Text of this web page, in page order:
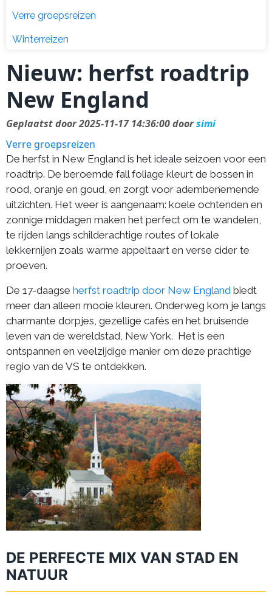
Verre groepsreizen
Winterreizen
Nieuw: herfst roadtrip
New England
Geplaatst door 2025-11-17 14:36:00 doorsimi
Verre groepsreizen
De herfst in New England is het ideale seizoen voor een
roadtrip. De beroemde fall foliage kleurt de bossen in
rood, oranje en goud, en zorgt voor adembenemende
uitzichten. Het weer is aangenaam: koele ochtenden en
zonnige middagen maken het perfect om te wandelen,
te rijden langs schilderachtige routes of lokale
lekkernijen zoals warme appeltaart en verse cider te
proeven.
De 17-daagse herfst roadtrip door New England biedt
meer dan alleen mooie kleuren. Onderweg kom je langs
charmante dorpjes, gezellige cafés en het bruisende
leven van de wereldstad, New York. Het is een
ontspannen en veelzijdige manier om deze prachtige
regio van de VS te ontdekken.
DE PERFECTE MIX VAN STAD EN
NATUUR